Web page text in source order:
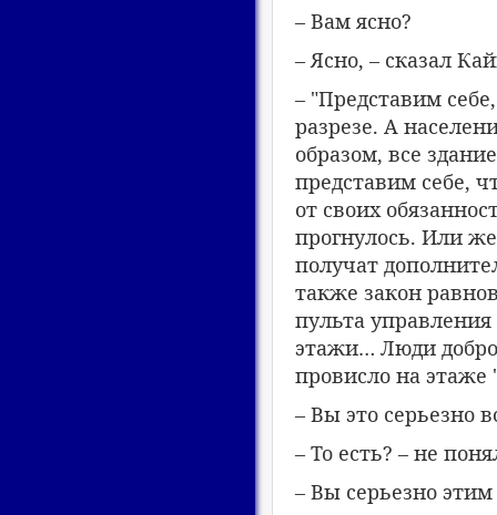
– Вам ясно?
– Ясно, – сказал
– "Представим
разрезе. А
образом, все
представим себе,
от своих
прогнулось. Или
получат
также закон
пульта
этажи… Люди
провисло на этаже
– Вы это серьезно
– То есть? – не
– Вы серьезно